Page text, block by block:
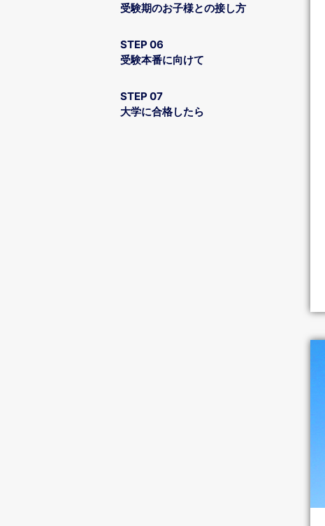
受験期のお子様との接し方
STEP 06
受験本番に向けて
STEP 07
大学に合格したら